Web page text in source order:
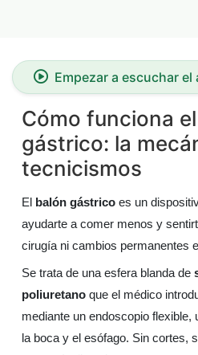
Empezar a escuchar
Cómo funciona
gástrico: la
tecnicismos
El balón gástrico es un
ayudarte a comer menos y
cirugía ni cambios permanentes
Se trata de una esfera blanda de
poliuretano que el médico
mediante un endoscopio flexible,
la boca y el esófago. Sin cortes,